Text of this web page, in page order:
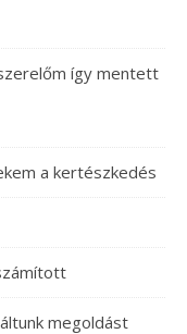
így mentett
a kertészkedés
megoldást